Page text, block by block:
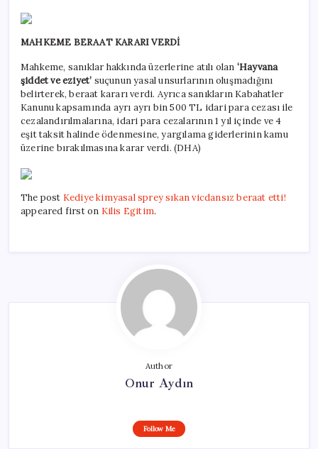
MAHKEME BERAAT KARARI VERDİ
Mahkeme, sanıklar hakkında üzerlerine atılı olan ‘Hayvana
şiddet ve eziyet’ suçunun yasal unsurlarının oluşmadığını
belirterek, beraat kararı verdi. Ayrıca sanıkların Kabahatler
Kanunu kapsamında ayrı ayrı bin 500 TL idari para cezası ile
cezalandırılmalarına, idari para cezalarının 1 yıl içinde ve 4
eşit taksit halinde ödenmesine, yargılama giderlerinin kamu
üzerine bırakılmasına karar verdi. (DHA)
The post Kediye kimyasal sprey sıkan vicdansız beraat etti!
appeared first on Kilis Egitim.
Author
Onur Aydın
Follow Me